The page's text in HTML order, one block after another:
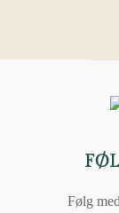
Følg